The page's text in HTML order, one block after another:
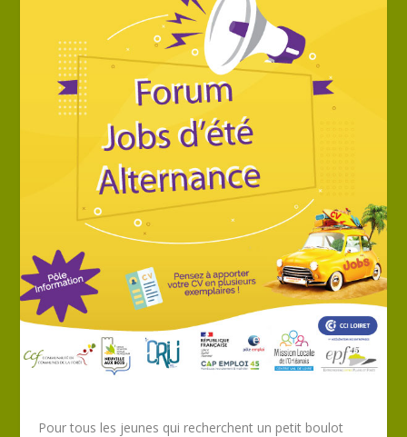
Pour tous les jeunes qui recherchent un petit boulot